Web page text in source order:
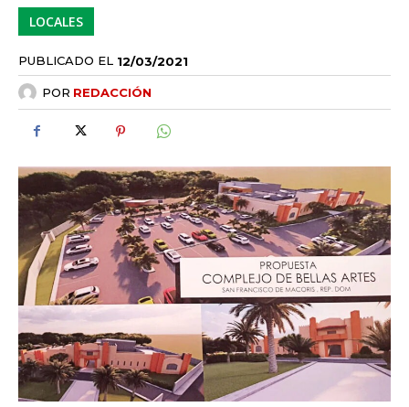
LOCALES
PUBLICADO EL 12/03/2021
POR REDACCIÓN